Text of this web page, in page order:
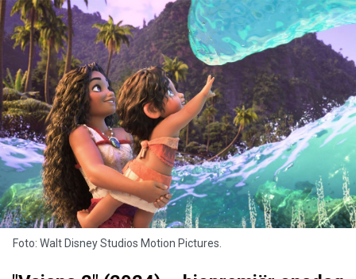
Foto: Walt Disney Studios Motion Pictures.